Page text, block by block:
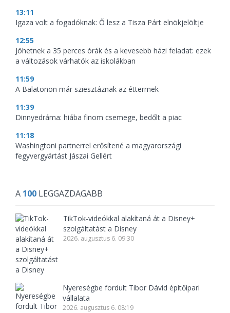
13:11
Igaza volt a fogadóknak: Ő lesz a Tisza Párt elnökjelöltje
12:55
Jöhetnek a 35 perces órák és a kevesebb házi feladat: ezek
a változások várhatók az iskolákban
11:59
A Balatonon már sziesztáznak az éttermek
11:39
Dinnyedráma: hiába finom csemege, bedőlt a piac
11:18
Washingtoni partnerrel erősítené a magyarországi
fegyvergyártást Jászai Gellért
A 100 LEGGAZDAGABB
TikTok-videókkal alakítaná át a Disney+
szolgáltatást a Disney
2026. augusztus 6. 09:30
Nyereségbe fordult Tibor Dávid építőipari
vállalata
2026. augusztus 6. 08:19